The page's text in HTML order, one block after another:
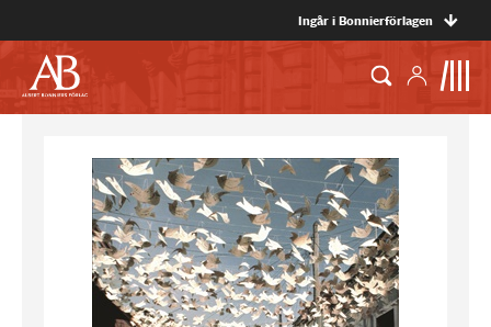
Ingår i Bonnierförlagen